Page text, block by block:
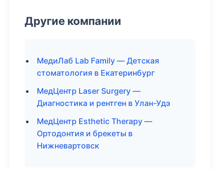
Другие компании
МедиЛаб Lab Family — Детская
стоматология в Екатеринбург
МедЦентр Laser Surgery —
Диагностика и рентген в Улан-Удэ
МедЦентр Esthetic Therapy —
Ортодонтия и брекеты в
Нижневартовск